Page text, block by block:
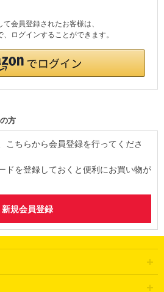
会員登録されたお客様は、
ログインすることができます。
方
こちらから会員登録を行ってくださ
ドを登録しておくと便利にお買い物が